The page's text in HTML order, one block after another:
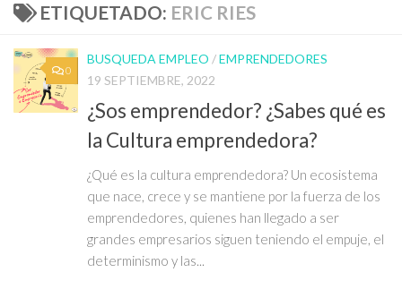
ETIQUETADO: ERIC RIES
0
BUSQUEDA EMPLEO /EMPRENDEDORES
19 SEPTIEMBRE, 2022
¿Sos emprendedor? ¿Sabes qué es
la Cultura emprendedora?
¿Qué es la cultura emprendedora? Un ecosistema
que nace, crece y se mantiene por la fuerza de los
emprendedores, quienes han llegado a ser
grandes empresarios siguen teniendo el empuje, el
determinismo y las...